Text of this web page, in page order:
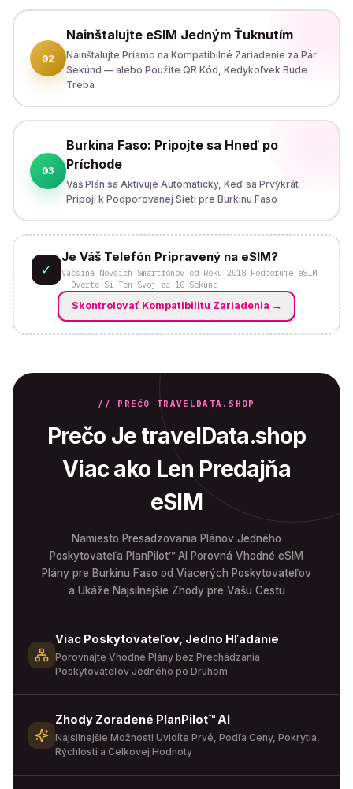
02
Nainštalujte eSIM Jedným Ťuknutím
Nainštalujte Priamo na Kompatibilné Zariadenie za Pár
Sekúnd — alebo Použite QR Kód, Kedykoľvek Bude
Treba
03
Burkina Faso: Pripojte sa Hneď po
Príchode
Váš Plán sa Aktivuje Automaticky, Keď sa Prvýkrát
Pripojí k Podporovanej Sieti pre Burkinu Faso
✓
Je Váš Telefón Pripravený na eSIM?
Väčšina Novších Smartfónov od Roku 2018 Podporuje eSIM
– Overte Si Ten Svoj za 10 Sekúnd
Skontrolovať Kompatibilitu Zariadenia →
// PREČO TRAVELDATA.SHOP
Prečo Je travelData.shop
Viac ako Len Predajňa
eSIM
Namiesto Presadzovania Plánov Jedného
Poskytovateľa PlanPilot™ AI Porovná Vhodné eSIM
Plány pre Burkinu Faso od Viacerých Poskytovateľov
a Ukáže Najsilnejšie Zhody pre Vašu Cestu
Viac Poskytovateľov, Jedno Hľadanie
Porovnajte Vhodné Plány bez Prechádzania
Poskytovateľov Jedného po Druhom
Zhody Zoradené PlanPilot™ AI
Najsilnejšie Možnosti Uvidíte Prvé, Podľa Ceny, Pokrytia,
Rýchlosti a Celkovej Hodnoty